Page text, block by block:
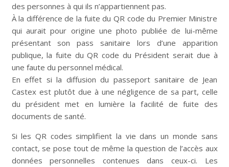
des personnes à qui ils n’appartiennent pas.
À la différence de la fuite du QR code du Premier Ministre
qui aurait pour origine une photo publiée de lui-même
présentant son pass sanitaire lors d’une apparition
publique, la fuite du QR code du Président serait due à
une faute du personnel médical.
En effet si la diffusion du passeport sanitaire de Jean
Castex est plutôt due à une négligence de sa part, celle
du président met en lumière la facilité de fuite des
documents de santé.
Si les QR codes simplifient la vie dans un monde sans
contact, se pose tout de même la question de l’accès aux
données personnelles contenues dans ceux-ci. Les